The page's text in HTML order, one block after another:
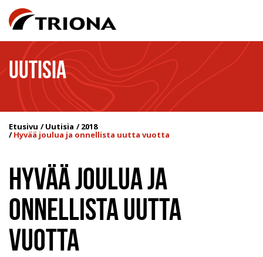
UUTISIA
Etusivu Uutisia 2018
Hyvää joulua ja onnellista uutta vuotta
HYVÄÄ JOULUA JA
ONNELLISTA UUTTA
VUOTTA